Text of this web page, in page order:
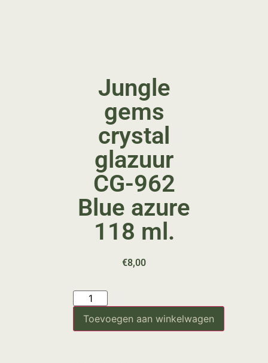
Jungle
gems
crystal
glazuur
CG-962
Blue azure
118 ml.
€8,00
Toevoegen aan winkelwagen